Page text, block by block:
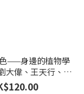
色——身邊的植物學
大偉、王天行、吳
港中文大學出版社